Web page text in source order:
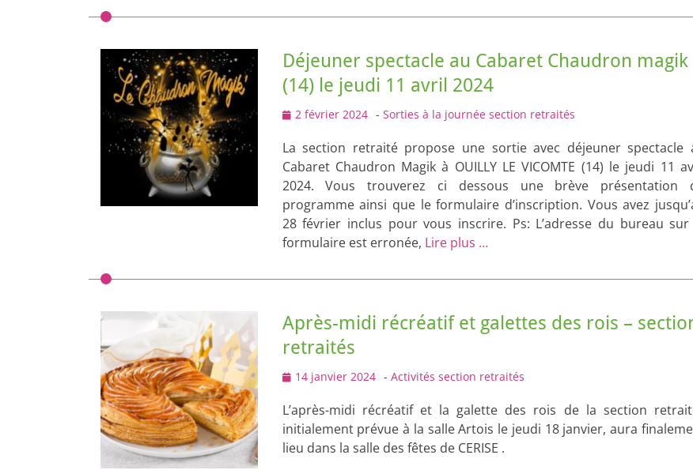
Déjeuner spectacle au Cabaret Chaudron magik
(14) le jeudi 11 avril 2024
Posted
2 février 2024 - Sorties à la journée section retraités
La section retraité propose une sortie avec déjeuner spectacle
Cabaret Chaudron Magik à OUILLY LE VICOMTE (14) le jeudi 11
2024. Vous trouverez ci dessous une brève présentation
programme ainsi que le formulaire d’inscription. Vous avez
28 février inclus pour vous inscrire. Ps: L’adresse du bureau
formulaire est erronée, Lire plus …
Après-midi récréatif et galettes des rois –
retraités
Posted
14 janvier 2024 - Activités section retraités
L’après-midi récréatif et la galette des rois de la section
initialement prévue à la salle Artois le jeudi 18 janvier, aura
lieu dans la salle des fêtes de CERISE .